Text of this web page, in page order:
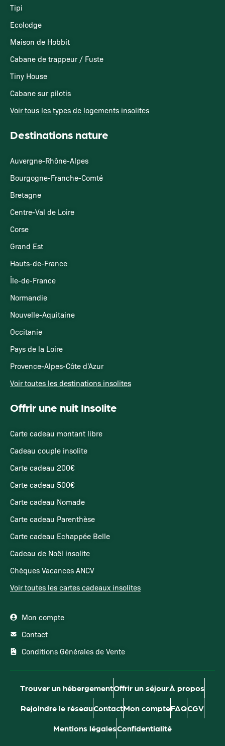
Tipi
Ecolodge
Maison de Hobbit
Cabane de trappeur / Fuste
Tiny House
Cabane sur pilotis
Voir tous les types de logements insolites
Destinations nature
Auvergne-Rhône-Alpes
Bourgogne-Franche-Comté
Bretagne
Centre-Val de Loire
Corse
Grand Est
Hauts-de-France
Île-de-France
Normandie
Nouvelle-Aquitaine
Occitanie
Pays de la Loire
Provence-Alpes-Côte d'Azur
Voir toutes les destinations insolites
Offrir une nuit Insolite
Carte cadeau montant libre
Cadeau couple insolite
Carte cadeau 200€
Carte cadeau 500€
Carte cadeau Nomade
Carte cadeau Parenthèse
Carte cadeau Echappée Belle
Cadeau de Noël insolite
Chèques Vacances ANCV
Voir toutes les cartes cadeaux insolites
Mon compte
Contact
Conditions Générales de Vente
Trouver un hébergementOffrir un séjourÀ propos
Rejoindre le réseauContactMon compteFAQCGV
Mentions légalesConfidentialité